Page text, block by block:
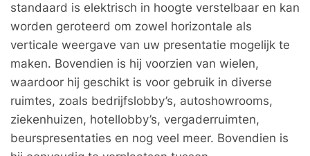
standaard is elektrisch in hoogte verstelbaar en kan
worden geroteerd om zowel horizontale als
verticale weergave van uw presentatie mogelijk te
maken. Bovendien is hij voorzien van wielen,
waardoor hij geschikt is voor gebruik in diverse
ruimtes, zoals bedrijfslobby’s, autoshowrooms,
ziekenhuizen, hotellobby’s, vergaderruimten,
beurspresentaties en nog veel meer. Bovendien is